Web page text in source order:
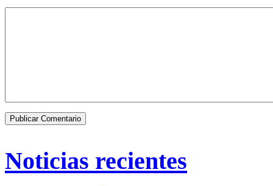
Noticias recientes